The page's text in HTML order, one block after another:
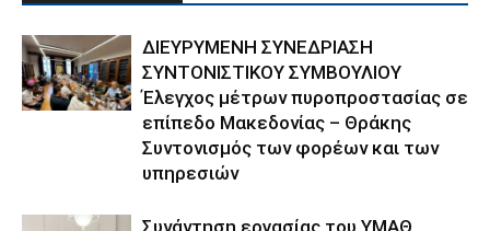
ΔΙΕΥΡΥΜΕΝΗ ΣΥΝΕΔΡΙΑΣΗ
ΣΥΝΤΟΝΙΣΤΙΚΟΥ ΣΥΜΒΟΥΛΙΟΥ
Έλεγχος μέτρων πυροπροστασίας σε
επίπεδο Μακεδονίας – Θράκης
Συντονισμός των φορέων και των
υπηρεσιών
Συνάντηση εργασίας του ΥΜΑΘ